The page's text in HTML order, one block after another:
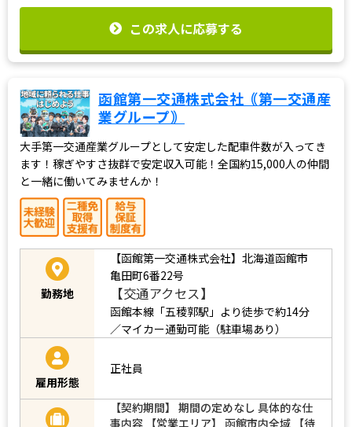
この求人に応募する
函館第一交通株式会社｟第一交通産
業グループ｠
大手第一交通産業グループとして安定した配車件数が入ってき
ます！稼ぎやすさ抜群で安定収入可能！全国約15,000人の仲間
と一緒に働いてみませんか！
勤務地
【函館第一交通株式会社】北海道函館市
亀田町6番22号
【交通アクセス】
函館本線「五稜郭駅」より徒歩で約14分
／マイカー通勤可能（駐車場あり）
雇用形態
正社員
【契約期間】 期間の定めなし 具体的な仕
事内容 【営業エリア】 函館市内全域 【待